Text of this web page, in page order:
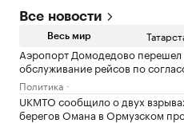
Все новости
Весь мир
Аэропорт Домодедово перешел
обслуживание рейсов по
Политика
UKMTO сообщило о двух
берегов Омана в Ормузском